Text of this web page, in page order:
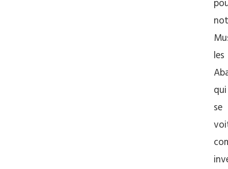
les
qui
se